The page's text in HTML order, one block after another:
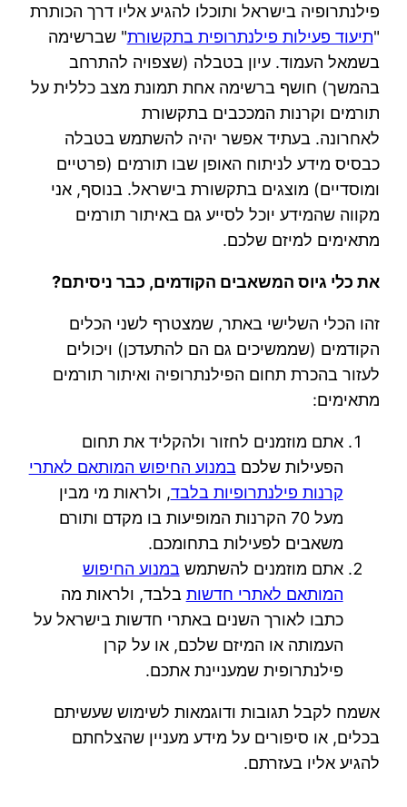
פילנתרופיה בישראל ותוכלו להגיע אליו דרך הכותרת
"תיעוד פעילות פילנתרופית בתקשורת" שברשימה
בשמאל העמוד. עיון בטבלה (שצפויה להתרחב
בהמשך) חושף ברשימה אחת תמונת מצב כללית על
תורמים וקרנות המככבים בתקשורת
לאחרונה. בעתיד אפשר יהיה להשתמש בטבלה
כבסיס מידע לניתוח האופן שבו תורמים (פרטיים
ומוסדיים) מוצגים בתקשורת בישראל. בנוסף, אני
מקווה שהמידע יוכל לסייע גם באיתור תורמים
מתאימים למיזם שלכם.
את כלי גיוס המשאבים הקודמים, כבר ניסיתם?
זהו הכלי השלישי באתר, שמצטרף לשני הכלים
הקודמים (שממשיכים גם הם להתעדכן) ויכולים
לעזור בהכרת תחום הפילנתרופיה ואיתור תורמים
מתאימים:
אתם מוזמנים לחזור ולהקליד את תחום
הפעילות שלכם במנוע החיפוש המותאם לאתרי
קרנות פילנתרופיות בלבד, ולראות מי מבין
מעל 70 הקרנות המופיעות בו מקדם ותורם
משאבים לפעילות בתחומכם.
אתם מוזמנים להשתמש במנוע החיפוש
המותאם לאתרי חדשות בלבד, ולראות מה
כתבו לאורך השנים באתרי חדשות בישראל על
העמותה או המיזם שלכם, או על קרן
פילנתרופית שמעניינת אתכם.
אשמח לקבל תגובות ודוגמאות לשימוש שעשיתם
בכלים, או סיפורים על מידע מעניין שהצלחתם
להגיע אליו בעזרתם.